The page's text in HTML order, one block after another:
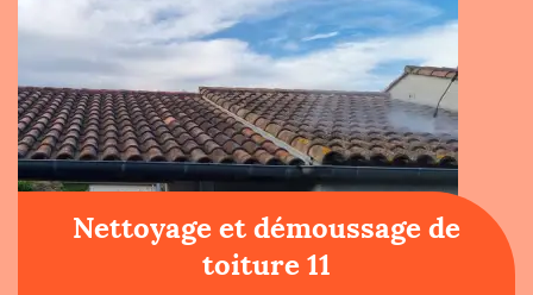
Nettoyage et démoussage de
toiture 11